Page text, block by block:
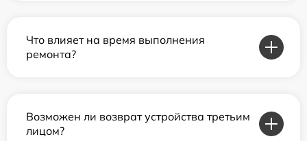
Что влияет на время выполнения
ремонта?
Возможен ли возврат устройства третьим
лицом?